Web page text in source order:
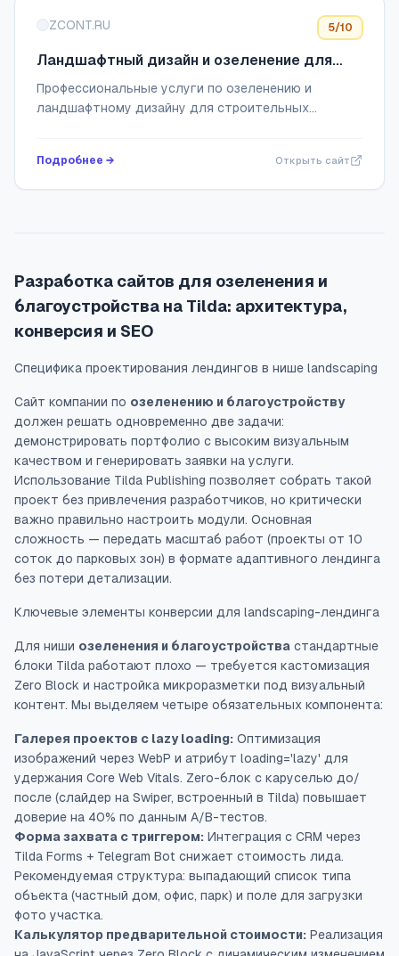
ZCONT.RU 5/10
Ландшафтный дизайн и озеленение для
крупных объектов и жилых комплексов |
Зеленый Континент
Профессиональные услуги по озеленению и
ландшафтному дизайну для строительных
приживаемости. Про...
Подробнее → Открыть сайт
Разработка сайтов для озеленения и
благоустройства на Tilda: архитектура,
конверсия и SEO
Специфика проектирования лендингов в нише landscaping
Сайт компании по озеленению и благоустройству
должен решать одновременно две задачи:
демонстрировать портфолио с высоким визуальным
качеством и генерировать заявки на услуги.
Использование Tilda Publishing позволяет собрать такой
проект без привлечения разработчиков, но критически
важно правильно настроить модули. Основная
сложность — передать масштаб работ (проекты от 10
соток до парковых зон) в формате адаптивного лендинга
без потери детализации.
Ключевые элементы конверсии для landscaping-лендинга
Для ниши озеленения и благоустройства стандартные
блоки Tilda работают плохо — требуется кастомизация
Zero Block и настройка микроразметки под визуальный
контент. Мы выделяем четыре обязательных компонента:
Галерея проектов с lazy loading: Оптимизация
изображений через WebP и атрибут loading='lazy' для
удержания Core Web Vitals. Zero-блок с каруселью до/
после (слайдер на Swiper, встроенный в Tilda) повышает
доверие на 40% по данным A/B-тестов.
Форма захвата с триггером: Интеграция с CRM через
Tilda Forms + Telegram Bot снижает стоимость лида.
Рекомендуемая структура: выпадающий список типа
объекта (частный дом, офис, парк) и поле для загрузки
фото участка.
Калькулятор предварительной стоимости: Реализация